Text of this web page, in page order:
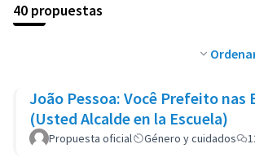
40 propuestas
João Pessoa: Você Prefeito nas
(Usted Alcalde en la Escuela)
Propuesta oficial Género y cuidados